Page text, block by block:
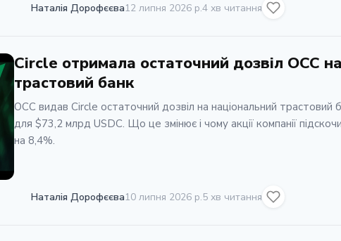
Наталія Дорофєєва12 липня 2026 р.4 хв читання
Circle отримала остаточний дозвіл OCC
трастовий банк
OCC видав Circle остаточний дозвіл на національний трастовий
для $73,2 млрд USDC. Що це змінює і чому акції компанії
на 8,4%.
Наталія Дорофєєва10 липня 2026 р.5 хв читання